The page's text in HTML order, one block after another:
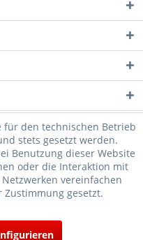
Freiberufler und
sich alle Preise zzgl.
für den technischen Betrieb
stets gesetzt werden.
Benutzung dieser Website
oder die Interaktion mit
vereinfachen
gesetzt.